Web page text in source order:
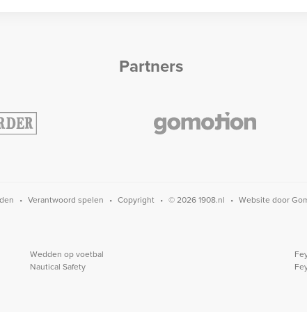
Partners
Verantwoord spelen Copyright © 2026 1908.nl Website door
Wedden op voetbal
Nautical Safety